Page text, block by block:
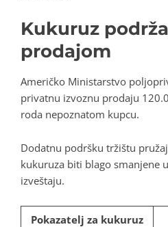
Kukuruz
prodajom
Američko Ministarstvo
privatnu izvoznu prodaju
roda nepoznatom kupcu.
Dodatnu podršku tržištu
kukuruza biti blago smanjene
izveštaju.
Pokazatelj za kukuruz